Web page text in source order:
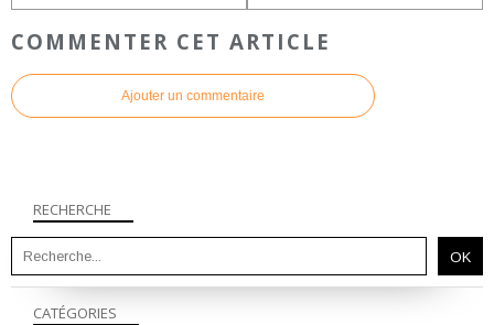
COMMENTER CET ARTICLE
Ajouter un commentaire
RECHERCHE
CATÉGORIES